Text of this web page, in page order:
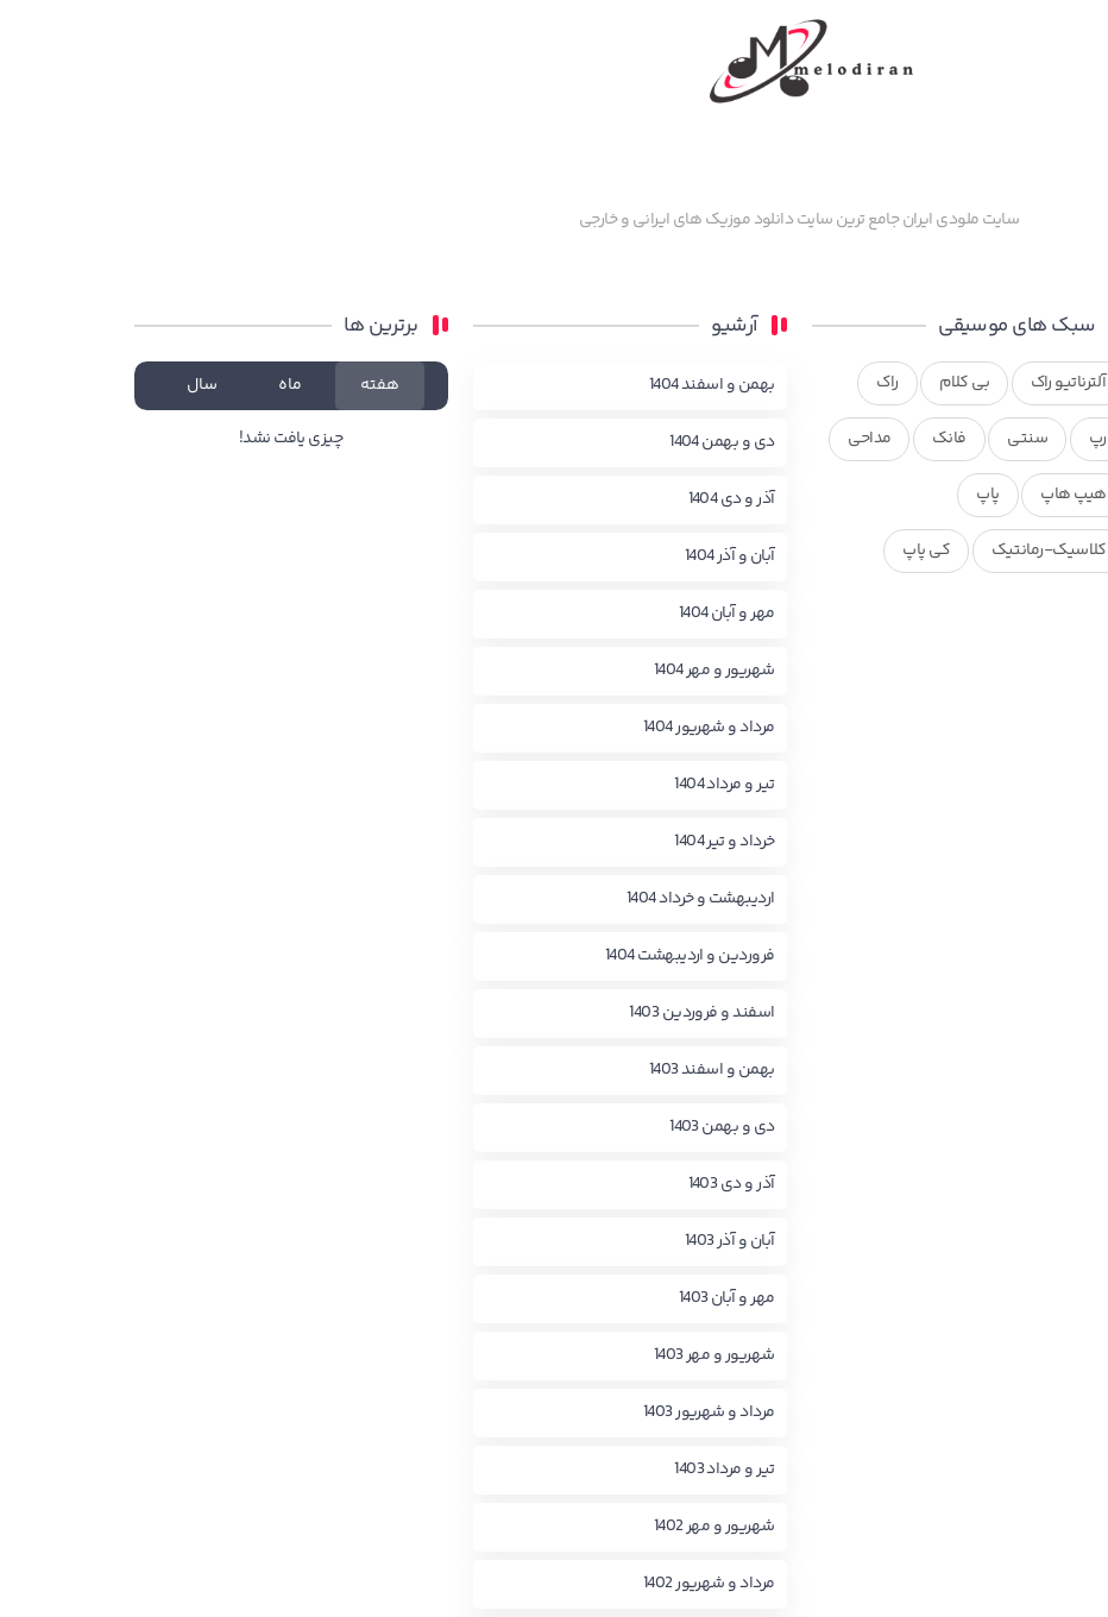
سایت ملودی ایران جامع ترین سایت دانلود موزیک های ایرانی و خارجی
سبک های موسیقی
آلترناتیو راک بی کلام راک
رپ سنتی فانک مداحی
هیپ هاپ پاپ
کلاسیک-رمانتیک کی پاپ
آرشیو
بهمن و اسفند 1404
دی و بهمن 1404
آذر و دی 1404
آبان و آذر 1404
مهر و آبان 1404
شهریور و مهر 1404
مرداد و شهریور 1404
تیر و مرداد 1404
خرداد و تیر 1404
اردیبهشت و خرداد 1404
فروردین و اردیبهشت 1404
اسفند و فروردین 1403
بهمن و اسفند 1403
دی و بهمن 1403
آذر و دی 1403
آبان و آذر 1403
مهر و آبان 1403
شهریور و مهر 1403
مرداد و شهریور 1403
تیر و مرداد 1403
شهریور و مهر 1402
مرداد و شهریور 1402
برترین ها
هفته ماه سال
چیزی یافت نشد!